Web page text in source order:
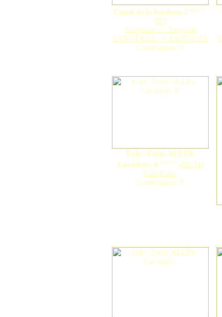
Canal de la bardena 2 nuevo
(JIJ)
Sangüesa <> Zangoza
SANGÜESA <> ZANGOZA
Comentarios: 0
Eulz / Eultz ALLÍN.
Lavadero. 6 nuevo (MCM)
Eulz/Eultz
Comentarios: 0